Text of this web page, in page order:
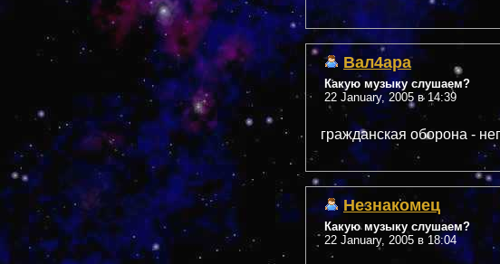
Вал4ара
Какую музыку слушаем?
22 January, 2005 в 14:39
гражданская оборона -
Незнакомец
Какую музыку слушаем?
22 January, 2005 в 18:04